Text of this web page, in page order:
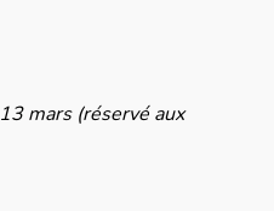
13 mars (réservé aux